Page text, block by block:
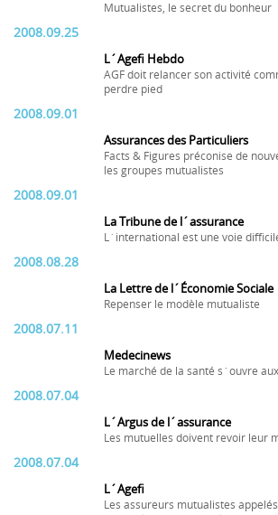
Mutualistes, le secret du bonheur
2008.09.25
L´Agefi Hebdo
AGF doit relancer son activité
perdre pied
2008.09.01
Assurances des Particuliers
Facts & Figures préconise de
les groupes mutualistes
2008.09.01
La Tribune de l´assurance
L´international est une voie
2008.08.28
La Lettre de l´Économie Sociale
Repenser le modèle mutualiste
2008.07.11
Medecinews
Le marché de la santé s´ouvre
2008.07.04
L´Argus de l´assurance
Les mutuelles doivent revoir leur
2008.07.04
L´Agefi
Les assureurs mutualistes